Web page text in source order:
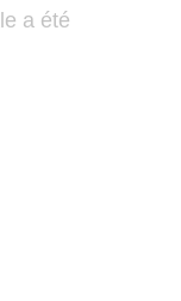
a été